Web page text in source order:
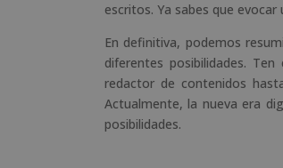
escritos. Ya sabes que
En definitiva, podemos
diferentes posibilidades.
redactor de contenidos
Actualmente, la nueva era
posibilidades.